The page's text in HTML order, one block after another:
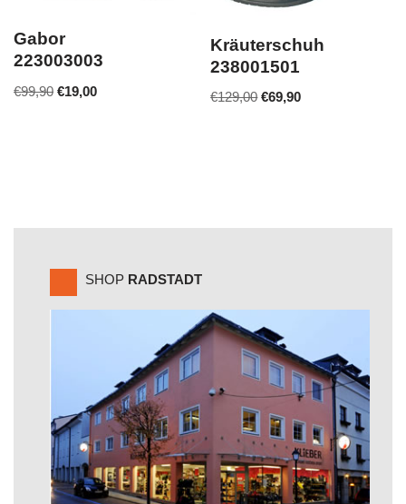
Gabor
223003003
€99,90 €19,00
Kräuterschuh
238001501
€129,00 €69,90
SHOP RADSTADT